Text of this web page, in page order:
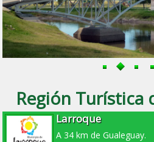
Región Turística
Larroque
A 34 km de Gualeguay.